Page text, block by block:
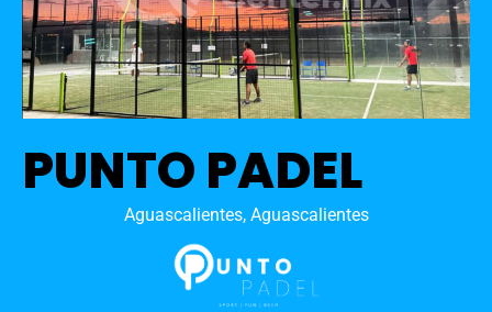
PUNTO PADEL
Aguascalientes, Aguascalientes